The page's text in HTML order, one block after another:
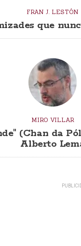
FRAN J. LESTÓN
que
MIRO VILLAR
(Chan da
Alberto